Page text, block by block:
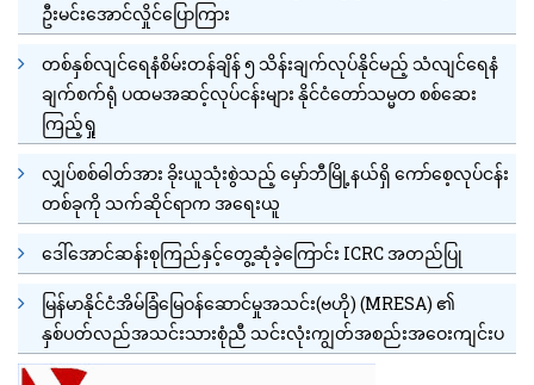
ဦးမင်းအောင်လှိုင်ပြောကြား
တစ်နှစ်လျင်ရေနံစိမ်းတန်ချိန် ၅ သိန်းချက်လုပ်နိုင်မည့် သံလျင်ရေနံ
ချက်စက်ရုံ ပထမအဆင့်လုပ်ငန်းများ နိုင်ငံတော်သမ္မတ စစ်ဆေး
ကြည့်ရှု
လျှပ်စစ်ဓါတ်အား ခိုးယူသုံးစွဲသည့် မှော်ဘီမြို့နယ်ရှိ ကော်စေ့လုပ်ငန်း
တစ်ခုကို သက်ဆိုင်ရာက အရေးယူ
ဒေါ်အောင်ဆန်းစုကြည်နှင့်တွေ့ဆုံခဲ့ကြောင်း ICRC အတည်ပြု
မြန်မာနိုင်ငံအိမ်ခြံမြေဝန်ဆောင်မှုအသင်း(ဗဟို) (MRESA) ၏
နှစ်ပတ်လည်အသင်းသားစုံညီ သင်းလုံးကျွတ်အစည်းအဝေးကျင်းပ